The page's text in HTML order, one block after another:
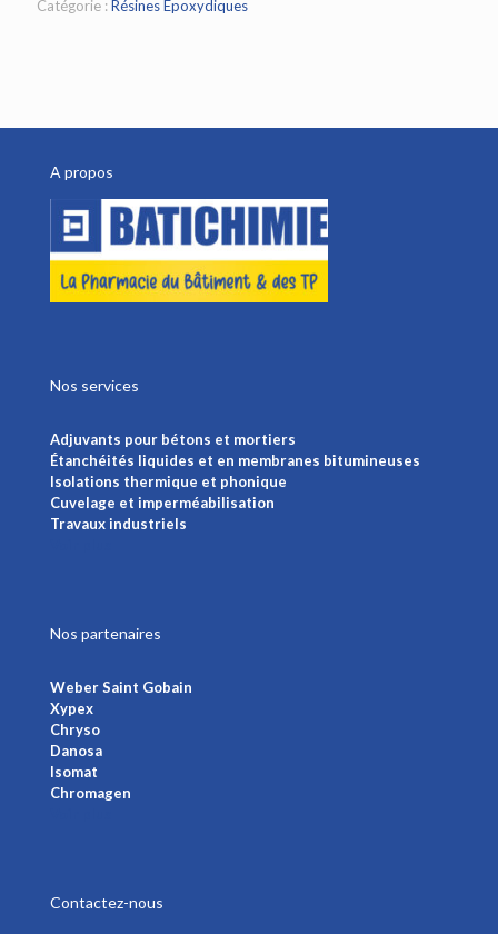
Catégorie :Résines Epoxydiques
A propos
Nos services
Adjuvants pour bétons et mortiers
Étanchéités liquides et en membranes bitumineuses
Isolations thermique et phonique
Cuvelage et imperméabilisation
Travaux industriels
Nos partenaires
Weber Saint Gobain
Xypex
Chryso
Danosa
Isomat
Chromagen
Contactez-nous